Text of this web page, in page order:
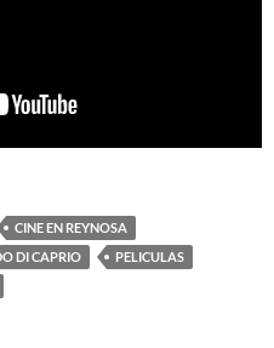
CINE EN REYNOSA
DI CAPRIO
PELICULAS